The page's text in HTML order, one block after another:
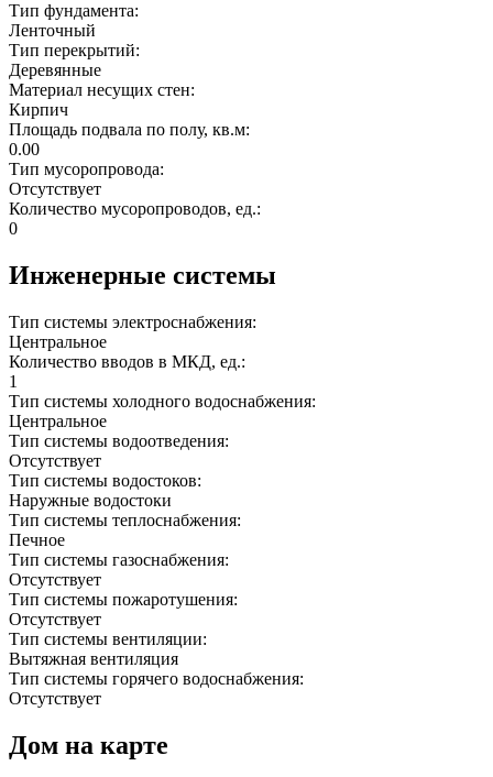
Тип фундамента:
Ленточный
Тип перекрытий:
Деревянные
Материал несущих стен:
Кирпич
Площадь подвала по полу, кв.м:
0.00
Тип мусоропровода:
Отсутствует
Количество мусоропроводов, ед.:
0
Инженерные системы
Тип системы электроснабжения:
Центральное
Количество вводов в МКД, ед.:
1
Тип системы холодного водоснабжения:
Центральное
Тип системы водоотведения:
Отсутствует
Тип системы водостоков:
Наружные водостоки
Тип системы теплоснабжения:
Печное
Тип системы газоснабжения:
Отсутствует
Тип системы пожаротушения:
Отсутствует
Тип системы вентиляции:
Вытяжная вентиляция
Тип системы горячего водоснабжения:
Отсутствует
Дом на карте